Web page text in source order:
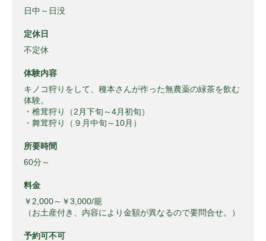
日中～日没
定休日
不定休
体験内容
キノコ狩りをして、種本さんが作った無農薬の緑茶を飲む
体験。
・椎茸狩り（2月下旬～4月初旬）
・舞茸狩り（９月中旬～10月）
所要時間
60分～
料金
￥2,000～￥3,000/籠
（お土産付き、内容により金額が異なるので要問合せ。）
予約可不可